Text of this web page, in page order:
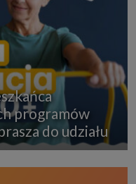
programów
do udziału